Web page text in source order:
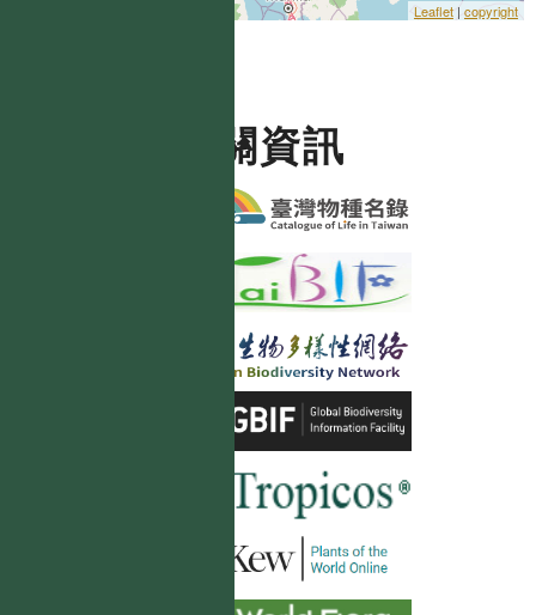
Leaflet| copyright
相關資訊